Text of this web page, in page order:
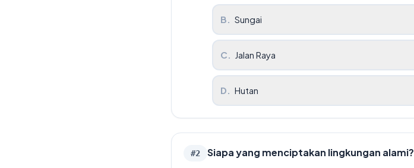
B. Sungai
C. Jalan Raya
D. Hutan
#2 Siapa yang menciptakan lingkungan alami?